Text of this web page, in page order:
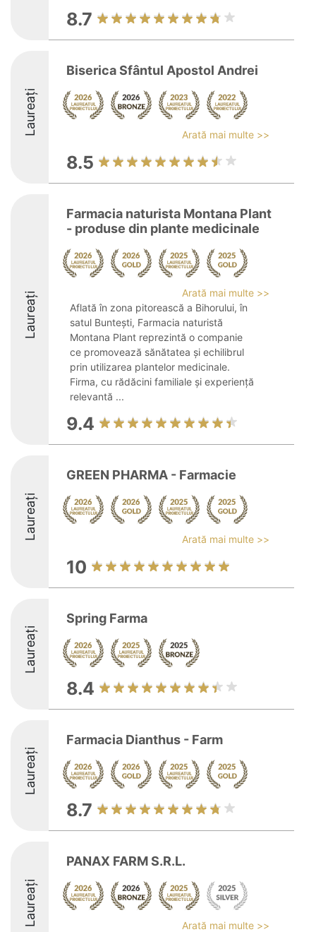
8.7
Laureați
Biserica Sfântul Apostol Andrei
Arată mai multe >>
8.5
Laureați
Farmacia naturista Montana Plant
- produse din plante medicinale
Arată mai multe >>
Aflată în zona pitorească a Bihorului, în
satul Buntești, Farmacia naturistă
Montana Plant reprezintă o companie
ce promovează sănătatea și echilibrul
prin utilizarea plantelor medicinale.
Firma, cu rădăcini familiale și experiență
relevantă ...
9.4
Laureați
GREEN PHARMA - Farmacie
Arată mai multe >>
10
Laureați
Spring Farma
8.4
Laureați
Farmacia Dianthus - Farm
8.7
Laureați
PANAX FARM S.R.L.
Arată mai multe >>